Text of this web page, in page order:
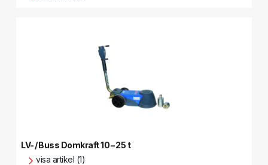
LV- / Buss Domkraft 10 – 25 t
visa artikel (1)